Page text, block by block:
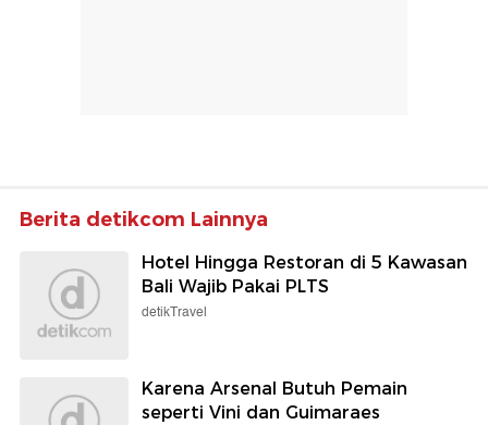
Berita detikcom Lainnya
Hotel Hingga Restoran di 5 Kawasan
Bali Wajib Pakai PLTS
detikTravel
Karena Arsenal Butuh Pemain
seperti Vini dan Guimaraes